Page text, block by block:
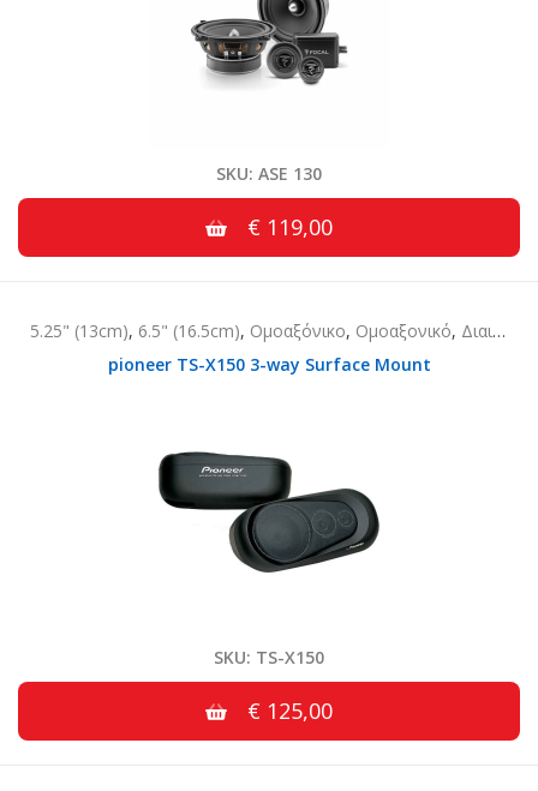
SKU: ASE 130
€ 119,00
5.25" (13cm), 6.5" (16.5cm), Ομοαξόνικο, Ομοαξονικό, Διαιρούμενο
pioneer TS-X150 3-way Surface Mount
SKU: TS-X150
€ 125,00